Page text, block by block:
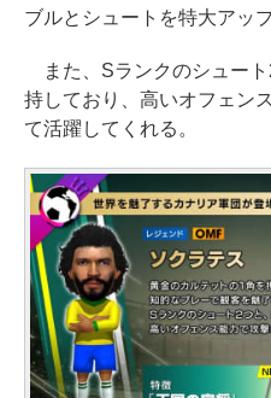
ブルとシュートを特大アッ
また、Sランクのシュー
持しており、高いオフェン
て活躍してくれる。